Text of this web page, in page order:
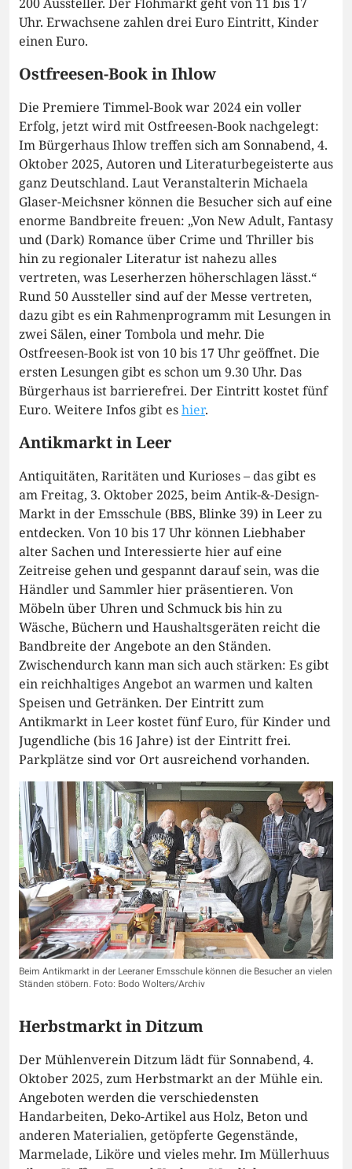
Uhr. Erwachsene zahlen drei Euro Eintritt, Kinder
einen Euro.
Ostfreesen-Book in Ihlow
Die Premiere Timmel-Book war 2024 ein voller
Erfolg, jetzt wird mit Ostfreesen-Book nachgelegt:
Im Bürgerhaus Ihlow treffen sich am Sonnabend, 4.
Oktober 2025, Autoren und Literaturbegeisterte aus
ganz Deutschland. Laut Veranstalterin Michaela
Glaser-Meichsner können die Besucher sich auf eine
enorme Bandbreite freuen: „Von New Adult, Fantasy
und (Dark) Romance über Crime und Thriller bis
hin zu regionaler Literatur ist nahezu alles
vertreten, was Leserherzen höherschlagen lässt.“
Rund 50 Aussteller sind auf der Messe vertreten,
dazu gibt es ein Rahmenprogramm mit Lesungen in
zwei Sälen, einer Tombola und mehr. Die
Ostfreesen-Book ist von 10 bis 17 Uhr geöffnet. Die
ersten Lesungen gibt es schon um 9.30 Uhr. Das
Bürgerhaus ist barrierefrei. Der Eintritt kostet fünf
Euro. Weitere Infos gibt eshier.
Antikmarkt in Leer
Antiquitäten, Raritäten und Kurioses – das gibt es
am Freitag, 3. Oktober 2025, beim Antik-&-Design-
Markt in der Emsschule (BBS, Blinke 39) in Leer zu
entdecken. Von 10 bis 17 Uhr können Liebhaber
alter Sachen und Interessierte hier auf eine
Zeitreise gehen und gespannt darauf sein, was die
Händler und Sammler hier präsentieren. Von
Möbeln über Uhren und Schmuck bis hin zu
Wäsche, Büchern und Haushaltsgeräten reicht die
Bandbreite der Angebote an den Ständen.
Zwischendurch kann man sich auch stärken: Es gibt
ein reichhaltiges Angebot an warmen und kalten
Speisen und Getränken. Der Eintritt zum
Antikmarkt in Leer kostet fünf Euro, für Kinder und
Jugendliche (bis 16 Jahre) ist der Eintritt frei.
Parkplätze sind vor Ort ausreichend vorhanden.
Beim Antikmarkt in der Leeraner Emsschule können die Besucher an vielen
Ständen stöbern. Foto: Bodo Wolters/Archiv
Herbstmarkt in Ditzum
Der Mühlenverein Ditzum lädt für Sonnabend, 4.
Oktober 2025, zum Herbstmarkt an der Mühle ein.
Angeboten werden die verschiedensten
Handarbeiten, Deko-Artikel aus Holz, Beton und
anderen Materialien, getöpferte Gegenstände,
Marmelade, Liköre und vieles mehr. Im Müllerhuus